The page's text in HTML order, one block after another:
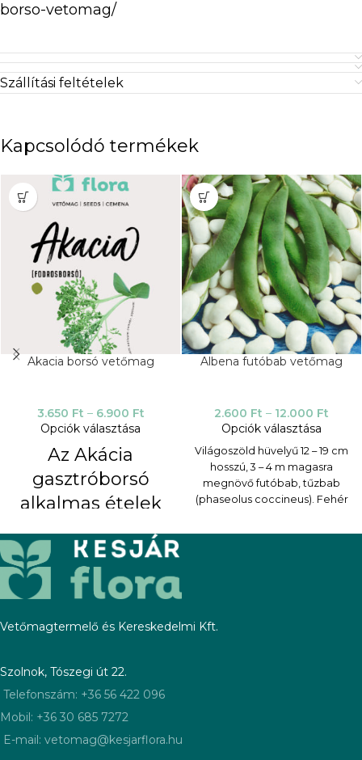
borso-vetomag/
Szállítási feltételek
Kapcsolódó termékek
Akacia borsó vetőmag
3.650 Ft – 6.900 Ft
Opciók választása
Az Akácia
gasztróborsó
alkalmas ételek
díszítésére,
fogyasztásra.
rendelkező, dekoratív göndör
szárú, kimondottan
nemesített fajta, amelynek
magvak főzésre alkalmasak
Hajtásai kis levelek, elágazó
rozettái alkotják. A hajtásokat
fiatalon vágják le, amikor édes
Albena futóbab vetőmag
2.600 Ft – 12.000 Ft
Opciók választása
Világoszöld hüvelyű 12 – 19 cm
hosszú, 3 – 4 m magasra
megnövő futóbab, tűzbab
(phaseolus coccineus). Fehér
amely érett és éretlen
TERMESZTÉSI PARAMÉTEREK:
Vetőmagtermelő és Kereskedelmi Kft.
Szolnok, Tószegi út 22.
Telefonszám: +36 56 422 096
Mobil: +36 30 685 7272
E-mail: vetomag@kesjarflora.hu